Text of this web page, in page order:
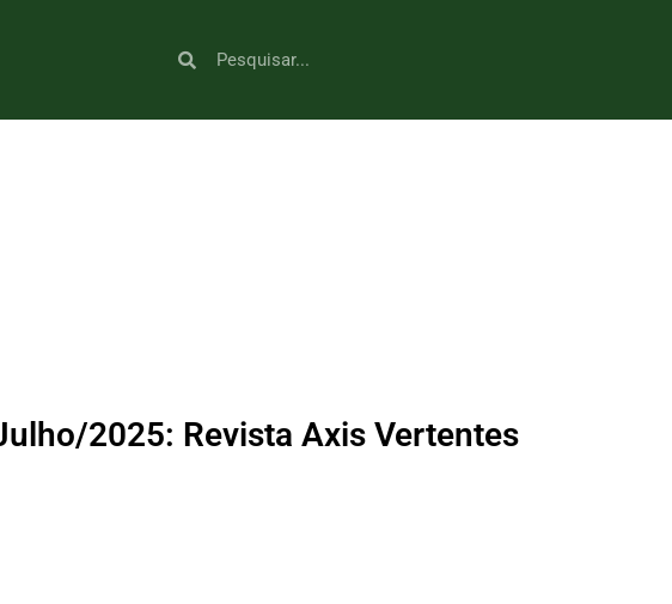
2025: Revista Axis Vertentes